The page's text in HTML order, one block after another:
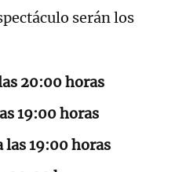
serán los
20:00 horas
19:00 horas
las 19:00 horas